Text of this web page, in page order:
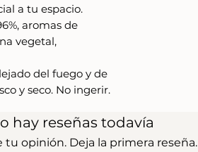
a tu espacio.
aromas de
vegetal,
del fuego y de
y seco. No ingerir.
hay reseñas todavía
tu opinión. Deja la primera reseña.